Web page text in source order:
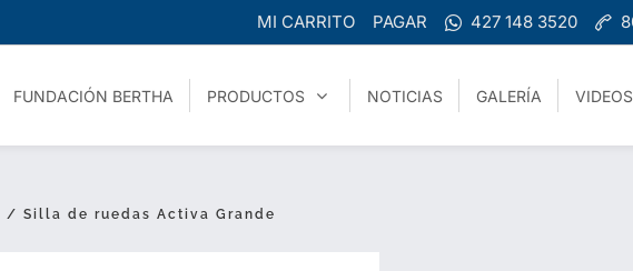
MI CARRITO PAGAR 427 148 3520
FUNDACIÓN BERTHA PRODUCTOS NOTICIAS GALERÍA VIDEOS
/ Silla de ruedas Activa Grande